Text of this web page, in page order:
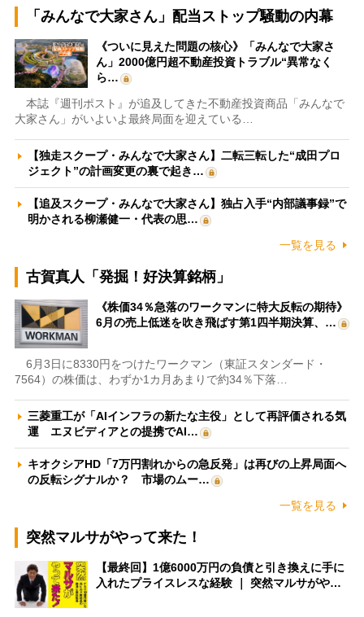
「みんなで大家さん」配当ストップ騒動の内幕
《ついに見えた問題の核心》「みんなで大家さ
ん」2000億円超不動産投資トラブル“異常なく
ら…
本誌『週刊ポスト』が追及してきた不動産投資商品「みんなで
大家さん」がいよいよ最終局面を迎えている…
【独走スクープ・みんなで大家さん】二転三転した“成田プロ
ジェクト”の計画変更の裏で起き…
【追及スクープ・みんなで大家さん】独占入手“内部議事録”で
明かされる柳瀬健一・代表の思…
一覧を見る
古賀真人「発掘！好決算銘柄」
《株価34％急落のワークマンに特大反転の期待》
6月の売上低迷を吹き飛ばす第1四半期決算、…
6月3日に8330円をつけたワークマン（東証スタンダード・
7564）の株価は、わずか1カ月あまりで約34％下落…
三菱重工が「AIインフラの新たな主役」として再評価される気
運 エヌビディアとの提携でAI…
キオクシアHD「7万円割れからの急反発」は再びの上昇局面へ
の反転シグナルか？ 市場のムー…
一覧を見る
突然マルサがやって来た！
【最終回】1億6000万円の負債と引き換えに手に
入れたプライスレスな経験 ｜ 突然マルサがや…